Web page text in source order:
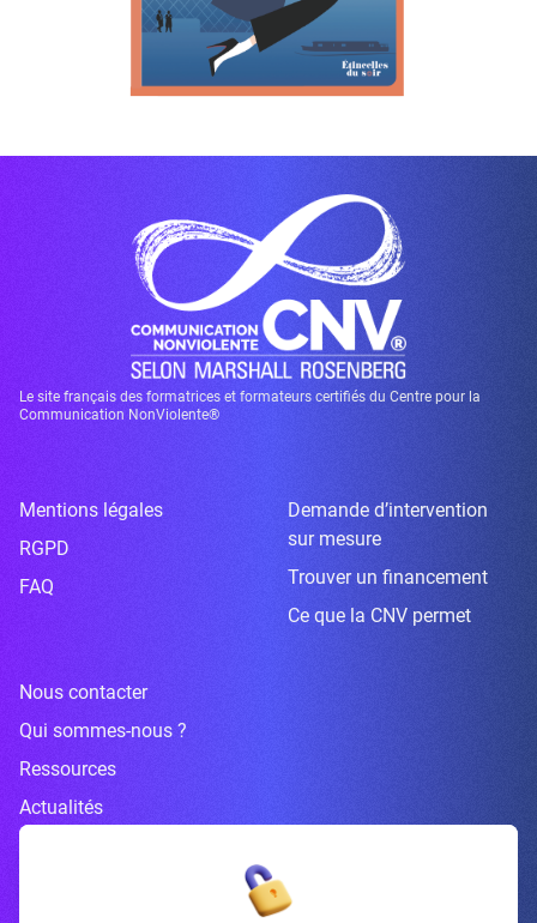
Le site français des formatrices et formateurs certifiés du Centre pour la
Communication NonViolente®
Mentions légales
RGPD
FAQ
Demande d’intervention
sur mesure
Trouver un financement
Ce que la CNV permet
Nous contacter
Qui sommes-nous ?
Ressources
Actualités
Inscrivez-vous à la newsletter